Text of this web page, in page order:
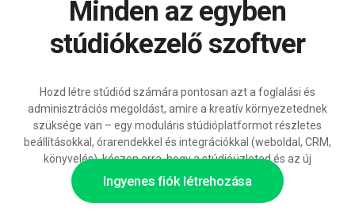
Ingyenes fiók létrehozása
Minden az egyben
stúdiókezelő szoftver
Hozd létre stúdiód számára pontosan azt a foglalási és
adminisztrációs megoldást, amire a kreatív környezetednek
szüksége van – egy moduláris stúdióplatformot részletes
beállításokkal, órarendekkel és integrációkkal (weboldal, CRM,
könyvelés), készen arra, hogy a stúdióüzleted és az új
szolgáltatásokkal együtt növekedjen.